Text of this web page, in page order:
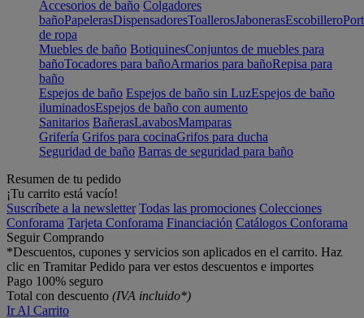
Accesorios de baño Colgadores
bañoPapelerasDispensadoresToallerosJabonerasEscobillero
de ropa
Muebles de baño BotiquinesConjuntos de muebles para
bañoTocadores para bañoArmarios para bañoRepisa para
baño
Espejos de baño Espejos de baño sin LuzEspejos de baño
iluminadosEspejos de baño con aumento
Sanitarios BañerasLavabosMamparas
Grifería Grifos para cocinaGrifos para ducha
Seguridad de baño Barras de seguridad para baño
Resumen de tu pedido
¡Tu carrito está vacío!
Suscríbete a la newsletter Todas las promociones Colecciones
Conforama Tarjeta Conforama Financiación Catálogos Conforama
Seguir Comprando
*Descuentos, cupones y servicios son aplicados en el carrito. Haz
clic en Tramitar Pedido para ver estos descuentos e importes
Pago 100% seguro
Total con descuento (IVA incluido*)
Ir Al Carrito